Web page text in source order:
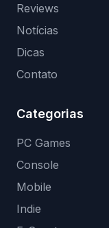
Reviews
Notícias
Dicas
Contato
Categorias
PC Games
Console
Mobile
Indie